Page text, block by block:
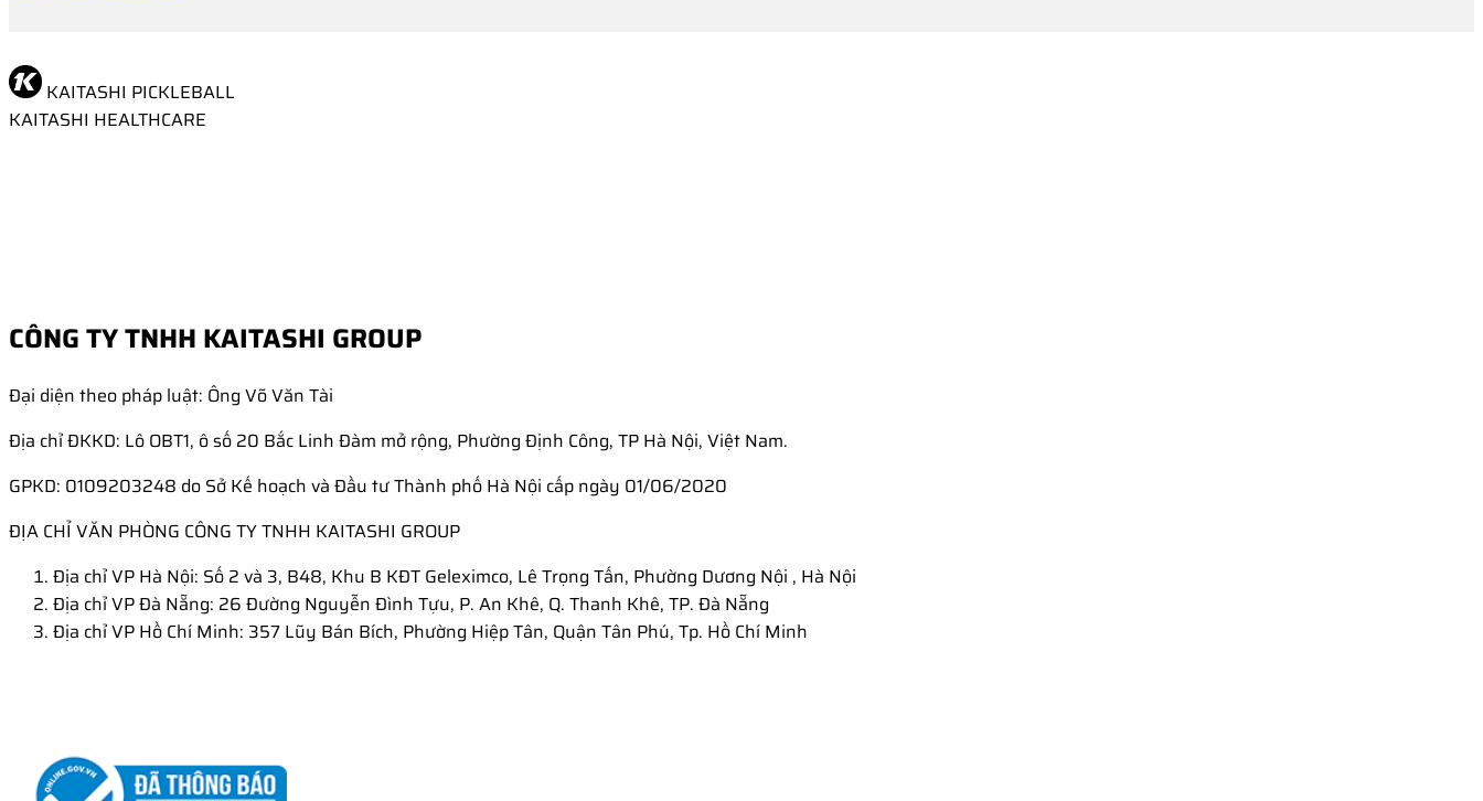
KAITASHI PICKLEBALL
KAITASHI HEALTHCARE
CÔNG TY TNHH KAITASHI GROUP
Đại diện theo pháp luật: Ông Võ Văn Tài
Địa chỉ ĐKKD: Lô OBT1, ô số 20 Bắc Linh Đàm mở rộng, Phường Định Công, TP Hà Nội, Việt Nam.
GPKD: 0109203248 do Sở Kế hoạch và Đầu tư Thành phố Hà Nội cấp ngày 01/06/2020
ĐỊA CHỈ VĂN PHÒNG CÔNG TY TNHH KAITASHI GROUP
Địa chỉ VP Hà Nội: Số 2 và 3, B48, Khu B KĐT Geleximco, Lê Trọng Tấn, Phường Dương Nội , Hà Nội
Địa chỉ VP Đà Nẵng: 26 Đường Nguyễn Đình Tựu, P. An Khê, Q. Thanh Khê, TP. Đà Nẵng
Địa chỉ VP Hồ Chí Minh: 357 Lũy Bán Bích, Phường Hiệp Tân, Quận Tân Phú, Tp. Hồ Chí Minh